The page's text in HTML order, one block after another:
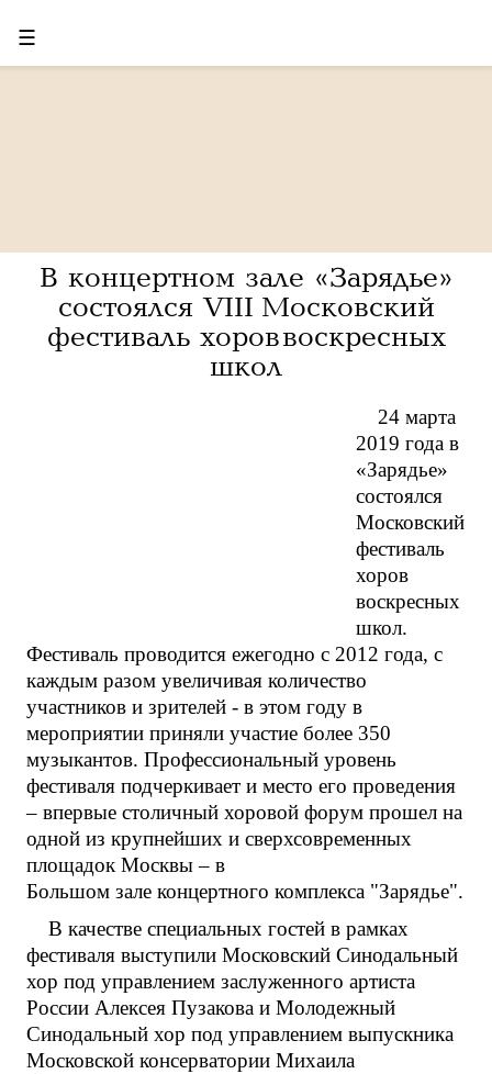
☰
В концертном зале «Зарядье»
состоялся VIII Московский
фестиваль хоров воскресных
школ
24 марта
2019 года в
«Зарядье»
состоялся
Московский
фестиваль
хоров
воскресных
школ.
Фестиваль проводится ежегодно с 2012 года, с
каждым разом увеличивая количество
участников и зрителей - в этом году в
мероприятии приняли участие более 350
музыкантов. Профессиональный уровень
фестиваля подчеркивает и место его проведения
– впервые столичный хоровой форум прошел на
одной из крупнейших и сверхсовременных
площадок Москвы – в
Большом зале концертного комплекса "Зарядье".
В качестве специальных гостей в рамках
фестиваля выступили Московский Синодальный
хор под управлением заслуженного артиста
России Алексея Пузакова и Молодежный
Синодальный хор под управлением выпускника
Московской консерватории Михаила